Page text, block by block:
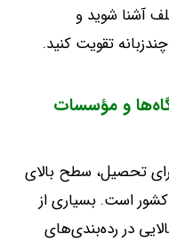
آشنا شوید و
تقویت کنید.
و مؤسسات
تحصیل، سطح بالای
است. بسیاری از
در رده‌بندی‌های